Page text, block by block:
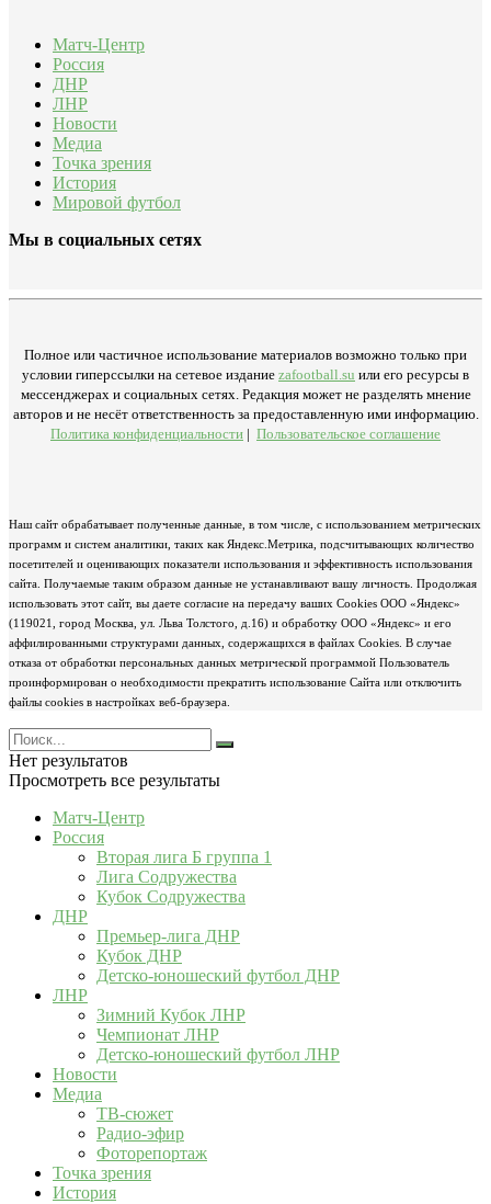
Матч-Центр
Россия
ДНР
ЛНР
Новости
Медиа
Точка зрения
История
Мировой футбол
Мы в социальных сетях
Полное или частичное использование материалов возможно только при
условии гиперссылки на сетевое издание zafootball.su или его ресурсы в
мессенджерах и социальных сетях. Редакция может не разделять мнение
авторов и не несёт ответственность за предоставленную ими информацию.
Политика конфиденциальности | Пользовательское соглашение
Наш сайт обрабатывает полученные данные, в том числе, с использованием метрических
программ и систем аналитики, таких как Яндекс.Метрика, подсчитывающих количество
посетителей и оценивающих показатели использования и эффективность использования
сайта. Получаемые таким образом данные не устанавливают вашу личность. Продолжая
использовать этот сайт, вы даете согласие на передачу ваших Cookies ООО «Яндекс»
(119021, город Москва, ул. Льва Толстого, д.16) и обработку ООО «Яндекс» и его
аффилированными структурами данных, содержащихся в файлах Cookies. В случае
отказа от обработки персональных данных метрической программой Пользователь
проинформирован о необходимости прекратить использование Сайта или отключить
файлы cookies в настройках веб-браузера.
Нет результатов
Просмотреть все результаты
Матч-Центр
Россия
Вторая лига Б группа 1
Лига Содружества
Кубок Содружества
ДНР
Премьер-лига ДНР
Кубок ДНР
Детско-юношеский футбол ДНР
ЛНР
Зимний Кубок ЛНР
Чемпионат ЛНР
Детско-юношеский футбол ЛНР
Новости
Медиа
ТВ-сюжет
Радио-эфир
Фоторепортаж
Точка зрения
История